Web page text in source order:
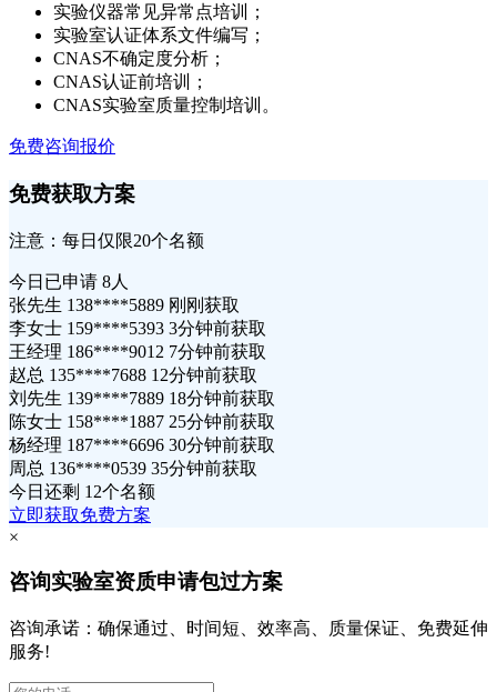
实验仪器常见异常点培训；
实验室认证体系文件编写；
CNAS不确定度分析；
CNAS认证前培训；
CNAS实验室质量控制培训。
免费咨询报价
免费获取方案
注意：每日仅限20个名额
今日已申请 8人
张先生 138****5889 刚刚获取
李女士 159****5393 3分钟前获取
王经理 186****9012 7分钟前获取
赵总 135****7688 12分钟前获取
刘先生 139****7889 18分钟前获取
陈女士 158****1887 25分钟前获取
杨经理 187****6696 30分钟前获取
周总 136****0539 35分钟前获取
今日还剩 12个名额
立即获取免费方案
×
咨询实验室资质申请包过方案
咨询承诺：确保通过、时间短、效率高、质量保证、免费延伸
服务!